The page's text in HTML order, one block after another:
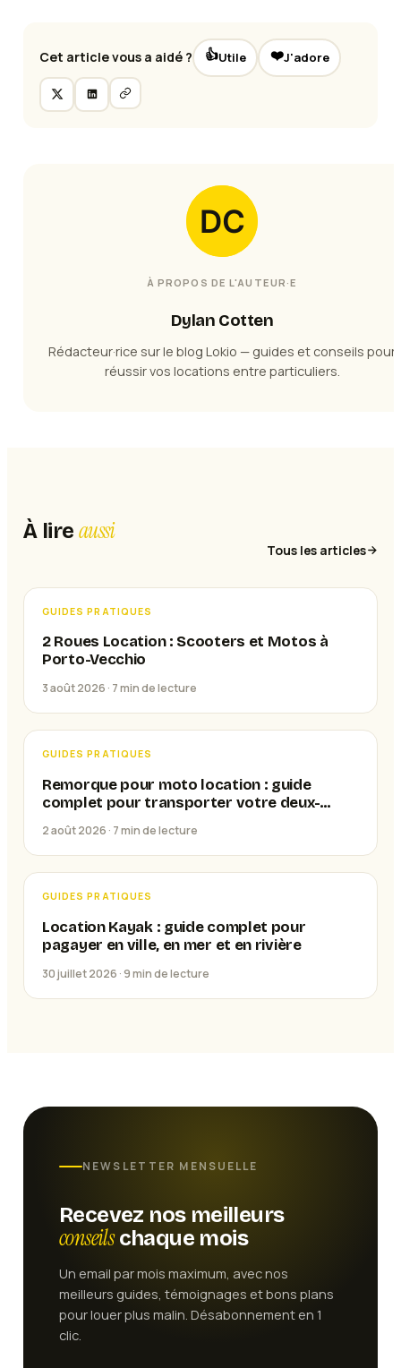
Cet article vous a aidé ? 👍Utile ❤️J'adore
À PROPOS DE L'AUTEUR·E
Dylan Cotten
Rédacteur·rice sur le blog Lokio — guides et conseils pour
réussir vos locations entre particuliers.
À lire aussi
Tous les articles
GUIDES PRATIQUES
2 Roues Location : Scooters et Motos à
Porto-Vecchio
3 août 2026 · 7min de lecture
GUIDES PRATIQUES
Remorque pour moto location : guide
complet pour transporter votre deux-
2 août 2026 · 7min de lecture
GUIDES PRATIQUES
Location Kayak : guide complet pour
pagayer en ville, en mer et en rivière
30 juillet 2026 ·9min de lecture
NEWSLETTER MENSUELLE
Recevez nos meilleurs
conseilschaque mois
Un email par mois maximum, avec nos
meilleurs guides, témoignages et bons plans
pour louer plus malin. Désabonnement en 1
clic.